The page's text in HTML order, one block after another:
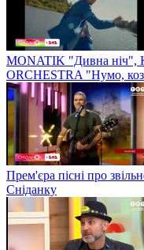
MONATIK "Дивна ніч",
ORCHESTRA "Нумо,
Прем'єра пісні про
Сніданку